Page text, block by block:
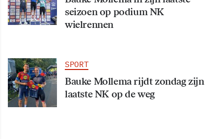
seizoen op podium NK
wielrennen
SPORT
Bauke Mollema rijdt zondag zijn
laatste NK op de weg